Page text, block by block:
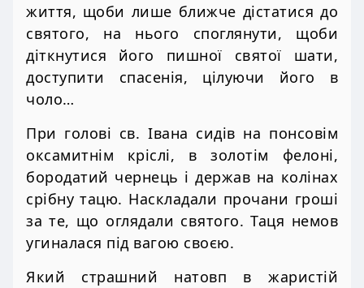
життя, щоби лише ближче дістатися до
святого, на нього споглянути, щоби
діткнутися його пишної святої шати,
доступити спасенія, цілуючи його в
чоло…
При голові св. Івана сидів на понсовім
оксамитнім кріслі, в золотім фелоні,
бородатий чернець і держав на колінах
срібну тацю. Наскладали прочани гроші
за те, що оглядали святого. Таця немов
угиналася під вагою своєю.
Який страшний натовп в жаристій